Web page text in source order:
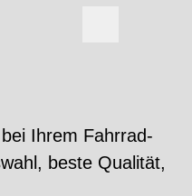
Ihrem Fahrrad-
beste Qualität,